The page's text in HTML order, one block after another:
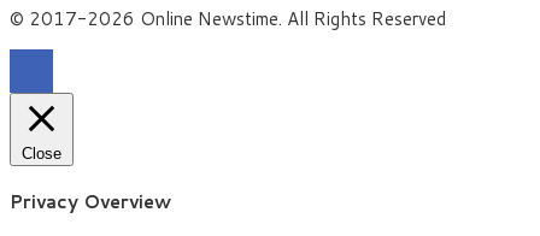
© 2017-2026 Online Newstime. All Rights Reserved
Close
Privacy Overview